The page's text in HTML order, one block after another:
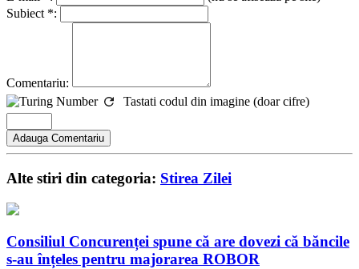
Subiect *:
Comentariu:
Tastati codul din imagine (doar cifre)
Alte stiri din categoria: Stirea Zilei
Consiliul Concurenței spune că are dovezi că băncile
s-au înțeles pentru majorarea ROBOR